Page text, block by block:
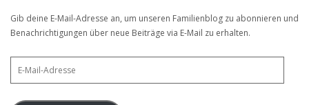
Gib deine E-Mail-Adresse an, um unseren Familienblog zu abonnieren und
Benachrichtigungen über neue Beiträge via E-Mail zu erhalten.